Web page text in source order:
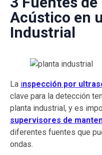
Acústico en
Industrial
La inspección por
clave para la detección
planta industrial, y es
supervisores de
diferentes fuentes que
ondas.